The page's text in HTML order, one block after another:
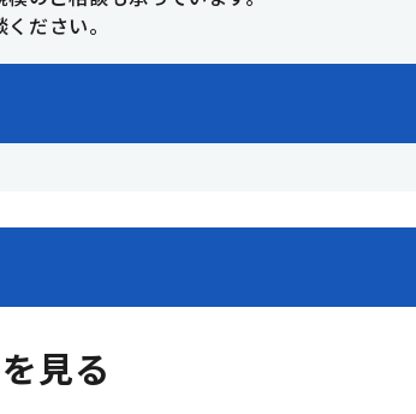
ださい。
見る